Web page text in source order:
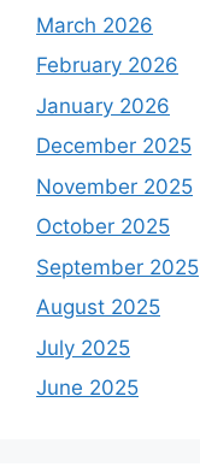
March 2026
February 2026
January 2026
December 2025
November 2025
October 2025
September 2025
August 2025
July 2025
June 2025